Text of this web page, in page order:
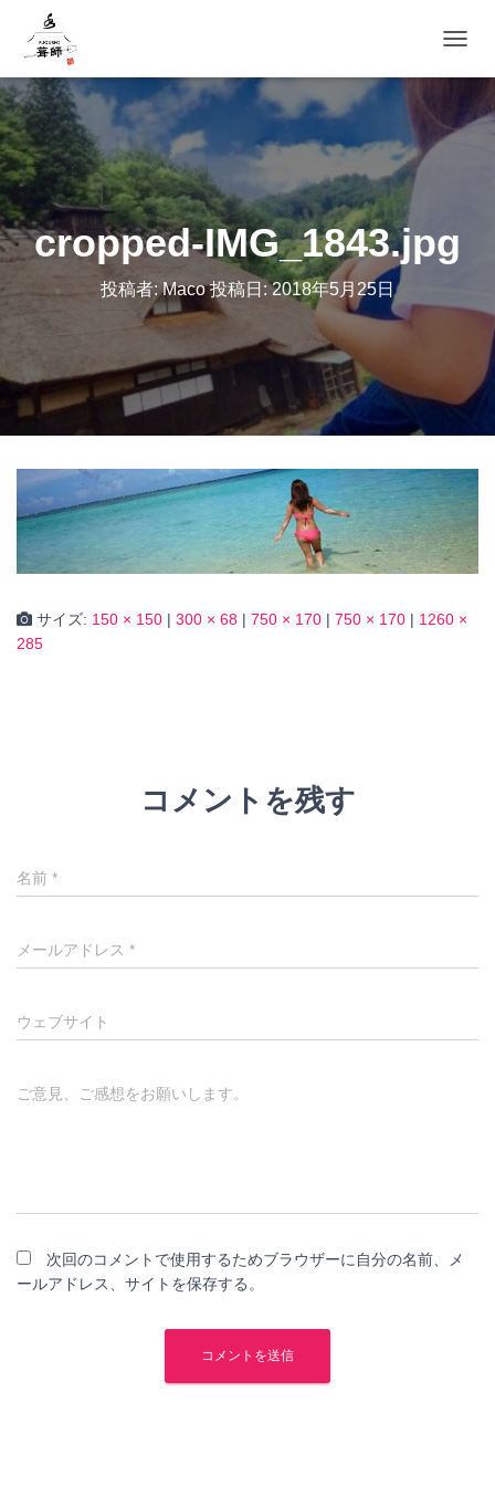
cropped-IMG_1843.jpg
投稿者:Maco投稿日:2018年5月25日
サイズ: 150 × 150 | 300 × 68 | 750 × 170 | 750 × 170 | 1260 ×
285
コメントを残す
名前 *
メールアドレス *
ウェブサイト
ご意見、ご感想をお願いします。
次回のコメントで使用するためブラウザーに自分の名前、メ
ールアドレス、サイトを保存する。